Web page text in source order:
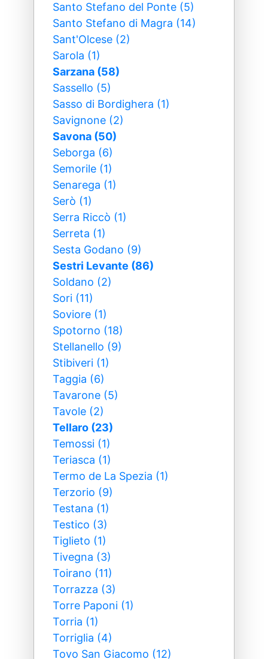
Santo Stefano del Ponte (5)
Santo Stefano di Magra (14)
Sant'Olcese (2)
Sarola (1)
Sarzana (58)
Sassello (5)
Sasso di Bordighera (1)
Savignone (2)
Savona (50)
Seborga (6)
Semorile (1)
Senarega (1)
Serò (1)
Serra Riccò (1)
Serreta (1)
Sesta Godano (9)
Sestri Levante (86)
Soldano (2)
Sori (11)
Soviore (1)
Spotorno (18)
Stellanello (9)
Stibiveri (1)
Taggia (6)
Tavarone (5)
Tavole (2)
Tellaro (23)
Temossi (1)
Teriasca (1)
Termo de La Spezia (1)
Terzorio (9)
Testana (1)
Testico (3)
Tiglieto (1)
Tivegna (3)
Toirano (11)
Torrazza (3)
Torre Paponi (1)
Torria (1)
Torriglia (4)
Tovo San Giacomo (12)